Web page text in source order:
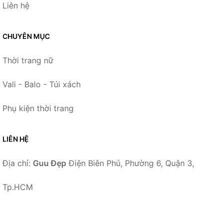
Liên hệ
CHUYÊN MỤC
Thời trang nữ
Vali - Balo - Túi xách
Phụ kiện thời trang
LIÊN HỆ
Địa chỉ: Guu Đẹp Điện Biên Phủ, Phường 6, Quận 3,
Tp.HCM